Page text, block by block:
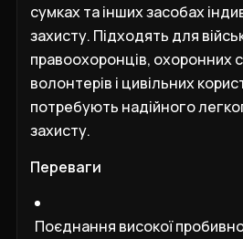
сумках та інших засобах
захисту. Підходять для
правоохоронців, охоронних
волонтерів і цивільних
потребують надійного
захисту.
Переваги
Поєднання високої